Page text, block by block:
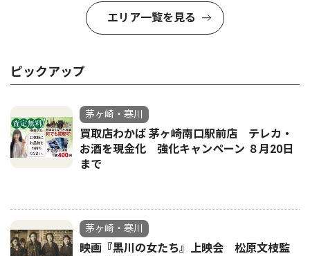
エリア一覧を見る
ピックアップ
茅ヶ崎・寒川
買取店わかば 茅ヶ崎南口駅前店 テレカ・
お酒を現金化 強化キャンペーン ８月20日
まで
茅ヶ崎・寒川
映画『黒川の女たち』上映会 松原文枝監